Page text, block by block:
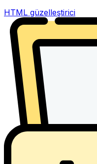
HTML güzelleştirici